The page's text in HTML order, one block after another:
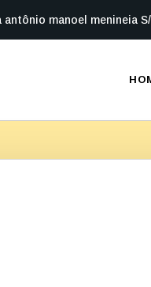
antônio manoel menineia